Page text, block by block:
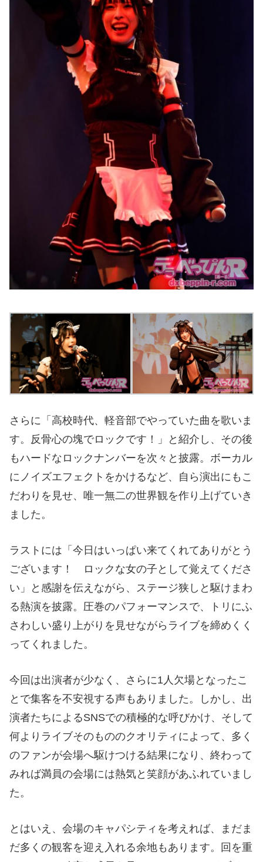
さらに「高校時代、軽音部でやっていた曲を歌いま
す。反骨心の塊でロックです！」と紹介し、その後
もハードなロックナンバーを次々と披露。ボーカル
にノイズエフェクトをかけるなど、自ら演出にもこ
だわりを見せ、唯一無二の世界観を作り上げていき
ました。
ラストには「今日はいっぱい来てくれてありがとう
ございます！ ロックな女の子として覚えてくださ
い」と感謝を伝えながら、ステージ狭しと駆けまわ
る熱演を披露。圧巻のパフォーマンスで、トリにふ
さわしい盛り上がりを見せながらライブを締めくく
ってくれました。
今回は出演者が少なく、さらに1人欠場となったこ
とで集客を不安視する声もありました。しかし、出
演者たちによるSNSでの積極的な呼びかけ、そして
何よりライブそのもののクオリティによって、多く
のファンが会場へ駆けつける結果になり、終わって
みれば満員の会場には熱気と笑顔があふれていまし
た。
とはいえ、会場のキャパシティを考えれば、まだま
だ多くの観客を迎え入れる余地もあります。回を重